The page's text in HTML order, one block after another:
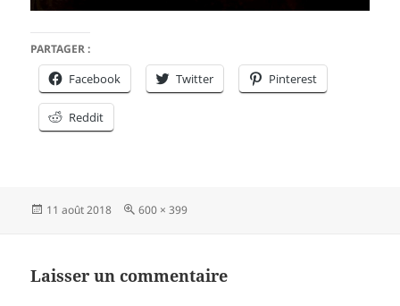
PARTAGER :
Facebook Twitter Pinterest
Reddit
Publié
11 août 2018
Taille
600 × 399
Laisser un commentaire